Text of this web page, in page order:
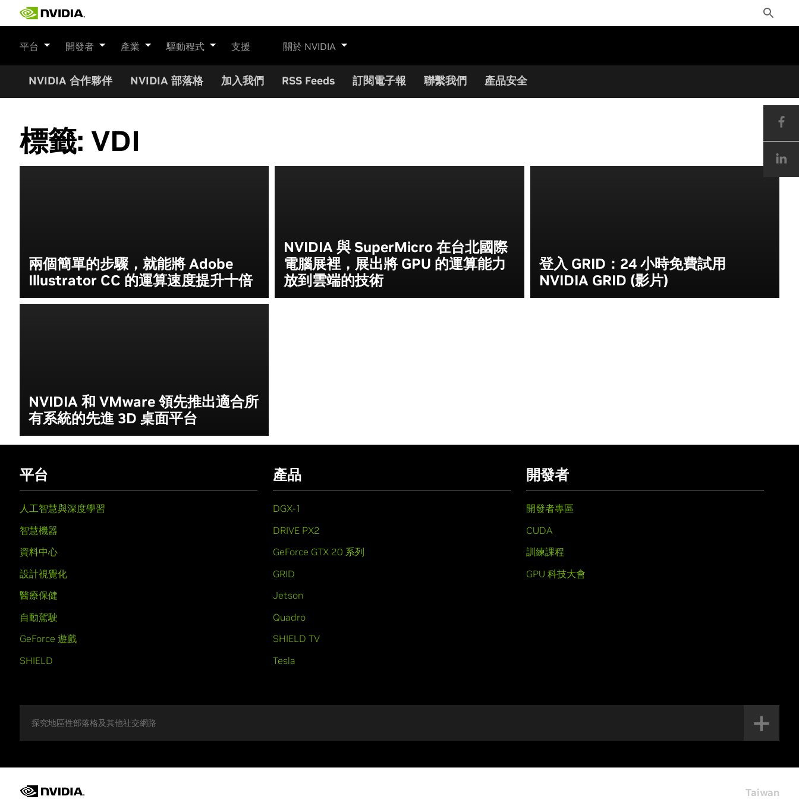
Toggle
Search
平台 開發者 產業 驅動程式 支援 關於 NVIDIA
NVIDIA 合作夥伴 NVIDIA 部落格 加入我們 RSS Feeds 訂閱電子報 聯繫我們 產品安全
標籤: VDI
兩個簡單的步驟，就能將 Adobe
Illustrator CC 的運算速度提升十倍
NVIDIA 與 SuperMicro 在台北國際
電腦展裡，展出將 GPU 的運算能力
放到雲端的技術
登入 GRID：24 小時免費試用
NVIDIA GRID (影片)
NVIDIA 和 VMware 領先推出適合所
有系統的先進 3D 桌面平台
平台
人工智慧與深度學習
智慧機器
資料中心
設計視覺化
醫療保健
自動駕駛
GeForce 遊戲
SHIELD
產品
DGX-1
DRIVE PX2
GeForce GTX 20 系列
GRID
Jetson
Quadro
SHIELD TV
Tesla
開發者
開發者專區
CUDA
訓練課程
GPU 科技大會
探究地區性部落格及其他社交網路
Taiwan